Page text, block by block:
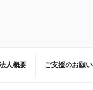
人概要 ご支援のお願い